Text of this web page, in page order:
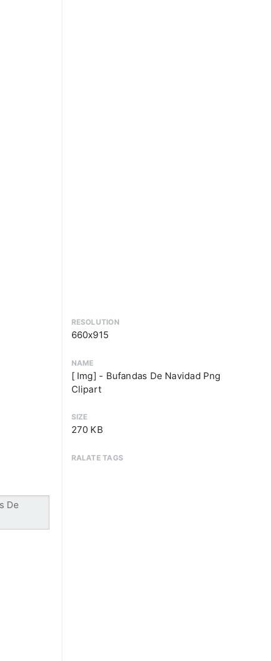
RESOLUTION
660x915
NAME
[ Img] - Bufandas De Navidad Png
Clipart
SIZE
270 KB
RALATE TAGS